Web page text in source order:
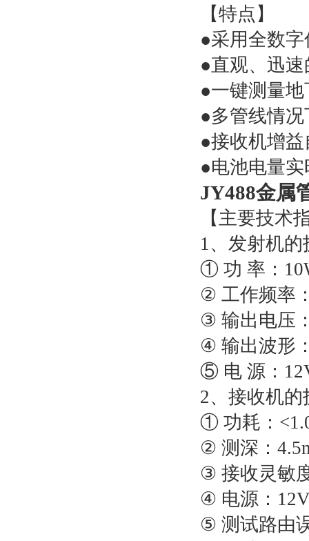
【特点】
●采用全数
●直观、迅
●一键测量
●多管线情
●接收机增
●电池电量
JY488金属
【主要技术
1、发射机
① 功 率：
② 工作频率
③ 输出电压
④ 输出波形
⑤ 电 源：
2、接收机
① 功耗：
② 测深：
③ 接收灵敏
④ 电源：
⑤ 测试路由